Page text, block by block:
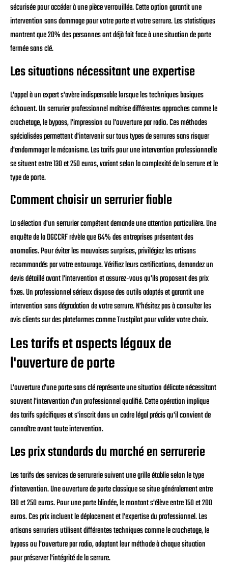
sécurisée pour accéder à une pièce verrouillée. Cette option garantit une
intervention sans dommage pour votre porte et votre serrure. Les statistiques
montrent que 20% des personnes ont déjà fait face à une situation de porte
fermée sans clé.
Les situations nécessitant une expertise
L'appel à un expert s'avère indispensable lorsque les techniques basiques
échouent. Un serrurier professionnel maîtrise différentes approches comme le
crochetage, le bypass, l'impression ou l'ouverture par radio. Ces méthodes
spécialisées permettent d'intervenir sur tous types de serrures sans risquer
d'endommager le mécanisme. Les tarifs pour une intervention professionnelle
se situent entre 130 et 250 euros, variant selon la complexité de la serrure et le
type de porte.
Comment choisir un serrurier fiable
La sélection d'un serrurier compétent demande une attention particulière. Une
enquête de la DGCCRF révèle que 64% des entreprises présentent des
anomalies. Pour éviter les mauvaises surprises, privilégiez les artisans
recommandés par votre entourage. Vérifiez leurs certifications, demandez un
devis détaillé avant l'intervention et assurez-vous qu'ils proposent des prix
fixes. Un professionnel sérieux dispose des outils adaptés et garantit une
intervention sans dégradation de votre serrure. N'hésitez pas à consulter les
avis clients sur des plateformes comme Trustpilot pour valider votre choix.
Les tarifs et aspects légaux de
l'ouverture de porte
L'ouverture d'une porte sans clé représente une situation délicate nécessitant
souvent l'intervention d'un professionnel qualifié. Cette opération implique
des tarifs spécifiques et s'inscrit dans un cadre légal précis qu'il convient de
connaître avant toute intervention.
Les prix standards du marché en serrurerie
Les tarifs des services de serrurerie suivent une grille établie selon le type
d'intervention. Une ouverture de porte classique se situe généralement entre
130 et 250 euros. Pour une porte blindée, le montant s'élève entre 150 et 200
euros. Ces prix incluent le déplacement et l'expertise du professionnel. Les
artisans serruriers utilisent différentes techniques comme le crochetage, le
bypass ou l'ouverture par radio, adaptant leur méthode à chaque situation
pour préserver l'intégrité de la serrure.